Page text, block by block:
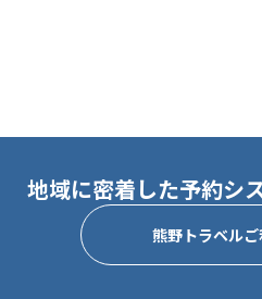
地域に密着した予約シ
熊野トラベル